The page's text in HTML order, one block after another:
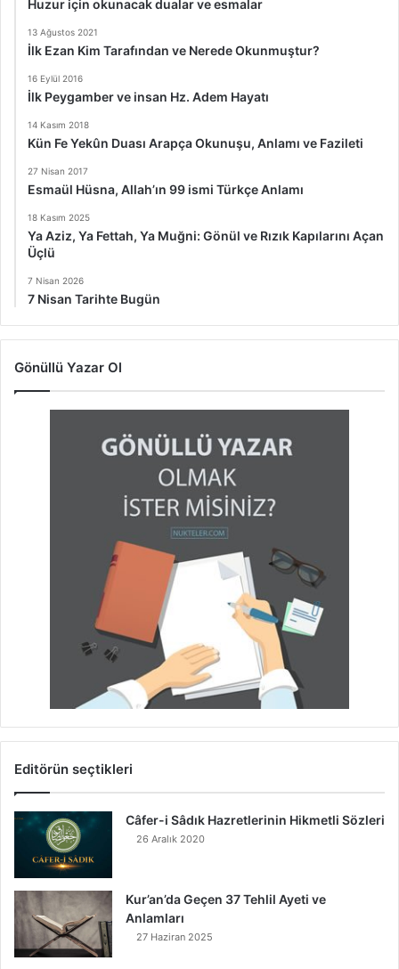
Huzur için okunacak dualar ve esmalar
13 Ağustos 2021
İlk Ezan Kim Tarafından ve Nerede Okunmuştur?
16 Eylül 2016
İlk Peygamber ve insan Hz. Adem Hayatı
14 Kasım 2018
Kün Fe Yekûn Duası Arapça Okunuşu, Anlamı ve Fazileti
27 Nisan 2017
Esmaül Hüsna, Allah’ın 99 ismi Türkçe Anlamı
18 Kasım 2025
Ya Aziz, Ya Fettah, Ya Muğni: Gönül ve Rızık Kapılarını Açan
Üçlü
7 Nisan 2026
7 Nisan Tarihte Bugün
Gönüllü Yazar Ol
Editörün seçtikleri
Câfer-i Sâdık Hazretlerinin Hikmetli Sözleri
26 Aralık 2020
Kur’an’da Geçen 37 Tehlil Ayeti ve
Anlamları
27 Haziran 2025